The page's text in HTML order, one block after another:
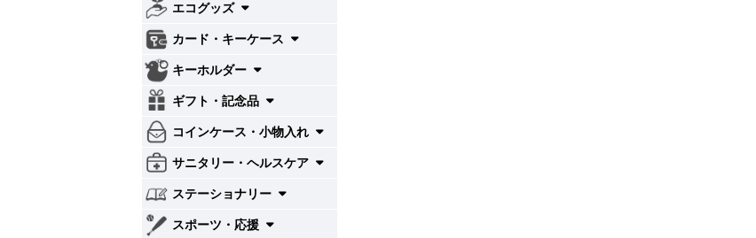
エコグッズ
カード・キーケース
キーホルダー
ギフト・記念品
コインケース・小物入れ
サニタリー・ヘルスケア
ステーショナリー
スポーツ・応援